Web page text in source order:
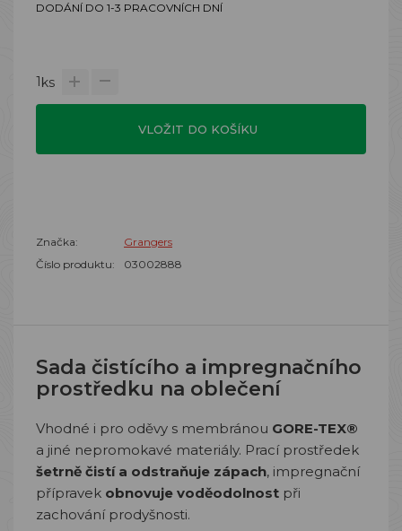
DODÁNÍ DO 1-3 PRACOVNÍCH DNÍ
1ks
VLOŽIT DO KOŠÍKU
Značka:
Grangers
Číslo produktu:
03002888
Sada čistícího a impregnačního
prostředku na oblečení
Vhodné i pro oděvy s membránou GORE-TEX®
a jiné nepromokavé materiály. Prací prostředek
šetrně čistí a odstraňuje zápach, impregnační
přípravek obnovuje voděodolnost při
zachování prodyšnosti.